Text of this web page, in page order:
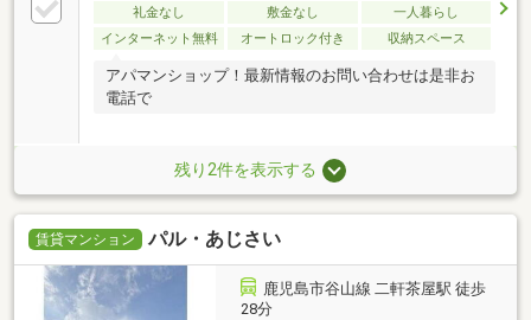
礼金なし 敷金なし
一人暮らし
インターネット無料
オートロック付き 収納スペース
アパマンショップ！最新情報のお問い合わせは是非お
電話で
残り2件を表示する
賃貸マンション パル・あじさい
鹿児島市谷山線 二軒茶屋駅 徒歩
28分